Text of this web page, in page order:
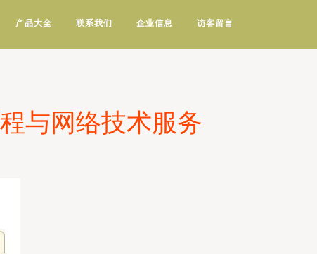
产品大全 联系我们 企业信息 访客留言
与网络技术服务